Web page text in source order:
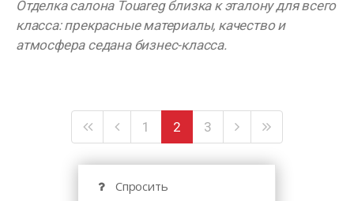
Отделка салона Touareg близка к эталону для всего
класса: прекрасные материалы, качество и
атмосфера седана бизнес-класса.
1 2 3
Спросить